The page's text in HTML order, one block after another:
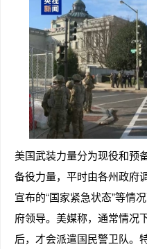
美国武装力量分为现役和预
备役力量，平时由各州政府
宣布的“国家紧急状态”等情
府领导。美媒称，通常情况
后，才会派遣国民警卫队。